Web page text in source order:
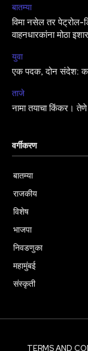
बातम्या
विमा नसेल तर पेट्रोल-
वाहनधारकांना मोठा
युवा
एक पदक, दोन संदेश:
ताजे
नामा तयाचा किंकर। तेणे
वर्गीकरण
बातम्या
राजकीय
विशेष
भाजपा
निवडणुका
महामुंबई
संस्कृती
TERMS AND